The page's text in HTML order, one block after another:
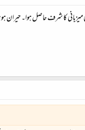
کا شرف حاصل ہوا۔ حیران